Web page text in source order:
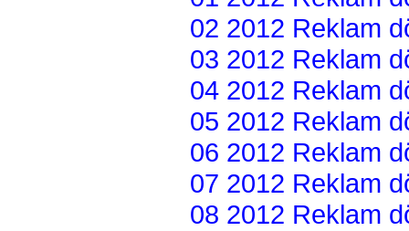
02 2012 Reklam
03 2012 Reklam
04 2012 Reklam
05 2012 Reklam
06 2012 Reklam
07 2012 Reklam
08 2012 Reklam